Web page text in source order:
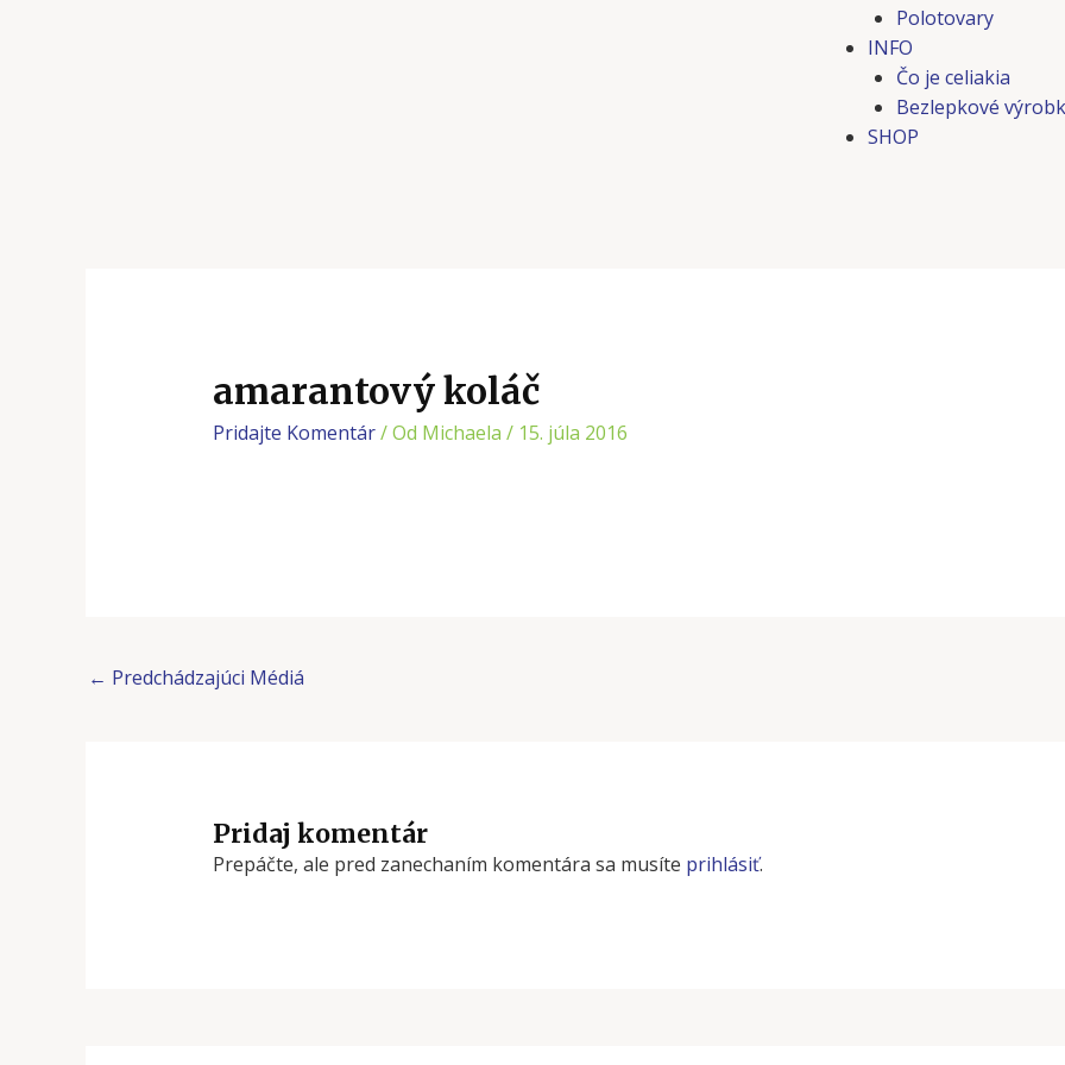
Polotovary
INFO
Čo je celiakia
Bezlepkové
SHOP
amarantový koláč
Pridajte Komentár/ Od Michaela / 15. júla 2016
← Predchádzajúci Médiá
Pridaj komentár
Prepáčte, ale pred zanechaním komentára sa musíte prihlásiť.